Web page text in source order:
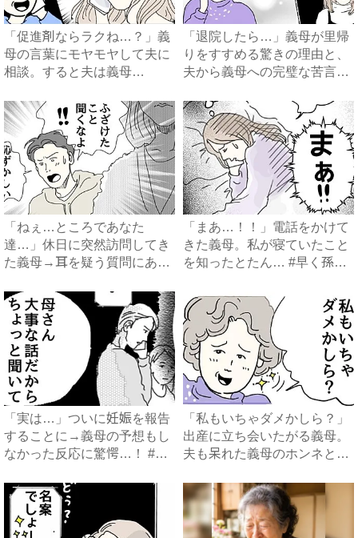
「促進剤ならラクね…？」義
母の言葉にモヤモヤして夫に
相談。すると夫は義母
「退院したら…」義母が里帰
りをすすめる驚きの理由と、
夫から義母への完璧な苦言
「ねぇ…ところであなた
達…」休日に突然訪問してき
た義母→耳を疑う質問にあ
「まあ…！！」電話をかけて
きた義母。私が寝ていたこと
を知ったとたん… #早く孫
「実は…」ついに妊娠を報告
することに→義母の予想もし
なかった反応に驚愕…！ #
「私もいちゃダメかしら？」
出産に立ち会いたがる義母。
夫も呆れた義母のホンネと